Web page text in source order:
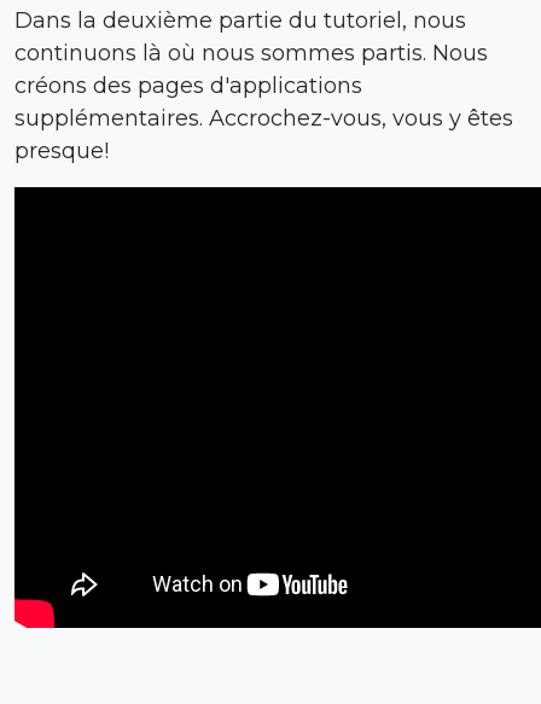
Dans la deuxième partie du tutoriel, nous
continuons là où nous sommes partis. Nous
créons des pages d'applications
supplémentaires. Accrochez-vous, vous y êtes
presque!